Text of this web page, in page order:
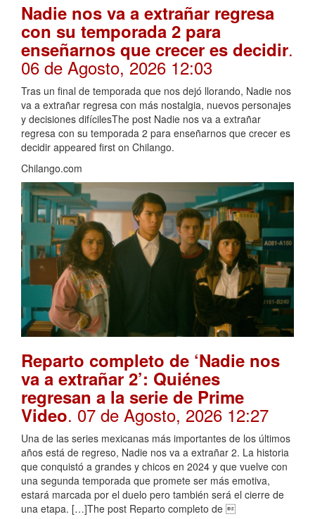
Nadie nos va a extrañar regresa
con su temporada 2 para
enseñarnos que crecer es decidir.
06 de Agosto, 2026 12:03
Tras un final de temporada que nos dejó llorando, Nadie nos
va a extrañar regresa con más nostalgia, nuevos personajes
y decisiones difícilesThe post Nadie nos va a extrañar
regresa con su temporada 2 para enseñarnos que crecer es
decidir appeared first on Chilango.
Chilango.com
Reparto completo de ‘Nadie nos
va a extrañar 2’: Quiénes
regresan a la serie de Prime
Video. 07 de Agosto, 2026 12:27
Una de las series mexicanas más importantes de los últimos
años está de regreso, Nadie nos va a extrañar 2. La historia
que conquistó a grandes y chicos en 2024 y que vuelve con
una segunda temporada que promete ser más emotiva,
estará marcada por el duelo pero también será el cierre de
una etapa. […]The post Reparto completo de 